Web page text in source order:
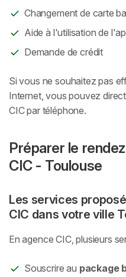
Changement de carte
Aide à l'utilisation de
Demande de crédit
Si vous ne souhaitez pas
Internet, vous pouvez
CIC par téléphone.
Préparer le
CIC - Toulouse
Les services
CIC dans votre ville
En agence CIC, plusieurs
Souscrire au package